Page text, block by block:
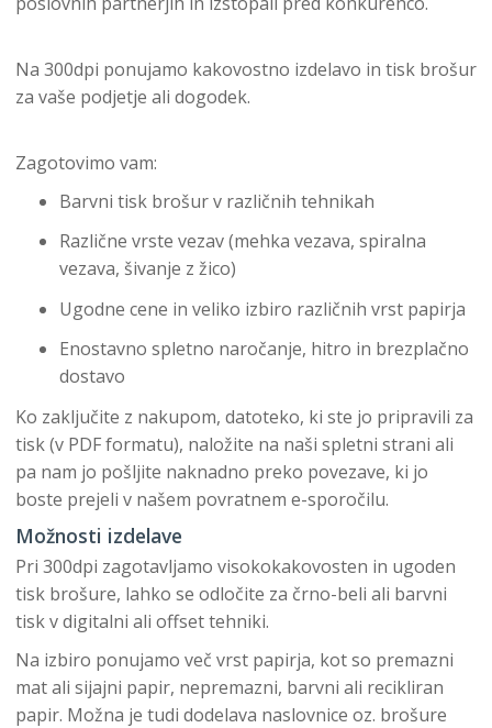
Na 300dpi ponujamo kakovostno izdelavo in tisk brošur
za vaše podjetje ali dogodek.
Zagotovimo vam:
Barvni tisk brošur v različnih tehnikah
Različne vrste vezav (mehka vezava, spiralna
vezava, šivanje z žico)
Ugodne cene in veliko izbiro različnih vrst papirja
Enostavno spletno naročanje, hitro in brezplačno
dostavo
Ko zaključite z nakupom, datoteko, ki ste jo pripravili za
tisk (v PDF formatu), naložite na naši spletni strani ali
pa nam jo pošljite naknadno preko povezave, ki jo
boste prejeli v našem povratnem e-sporočilu.
Možnosti izdelave
Pri 300dpi zagotavljamo visokokakovosten in ugoden
tisk brošure, lahko se odločite za črno-beli ali barvni
tisk v digitalni ali offset tehniki.
Na izbiro ponujamo več vrst papirja, kot so premazni
mat ali sijajni papir, nepremazni, barvni ali recikliran
papir. Možna je tudi dodelava naslovnice oz. brošure